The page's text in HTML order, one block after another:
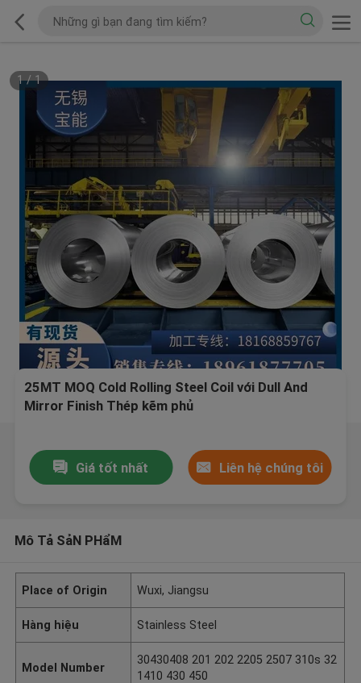
1/1
25MT MOQ Cold Rolling Steel Coil với Dull And
Mirror Finish Thép kẽm phủ
Giá tốt nhất Liên hệ chúng tôi
Mô Tả SảN PHẩM
Place of Origin Wuxi, Jiangsu
Hàng hiệu Stainless Steel
Model Number
30430408 201 202 2205 2507 310s 32
1410 430 450